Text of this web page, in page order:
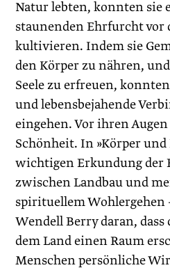
Natur lebten, konnten sie
staunenden Ehrfurcht vor
kultivieren. Indem sie
den Körper zu nähren,
Seele zu erfreuen,
und lebensbejahende
eingehen. Vor ihren
Schönheit. In »Körper und
wichtigen Erkundung der
zwischen Landbau und
spirituellem
Wendell Berry daran,
dem Land einen Raum
Menschen persönliche